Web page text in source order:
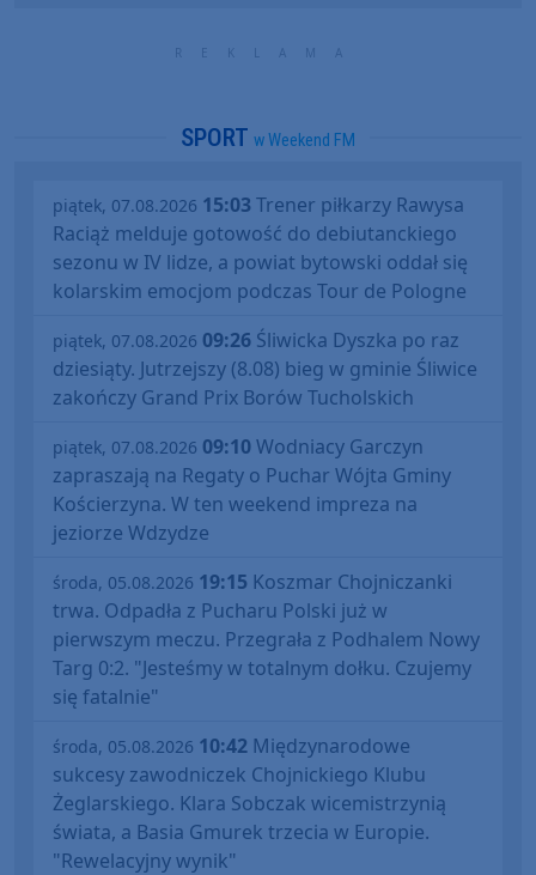
SPORT w Weekend FM
piątek, 07.08.2026 15:03Trener piłkarzy Rawysa
Raciąż melduje gotowość do debiutanckiego
sezonu w IV lidze, a powiat bytowski oddał się
kolarskim emocjom podczas Tour de Pologne
piątek, 07.08.2026 09:26 Śliwicka Dyszka po raz
dziesiąty. Jutrzejszy (8.08) bieg w gminie Śliwice
zakończy Grand Prix Borów Tucholskich
piątek, 07.08.2026 09:10Wodniacy Garczyn
zapraszają na Regaty o Puchar Wójta Gminy
Kościerzyna. W ten weekend impreza na
jeziorze Wdzydze
środa, 05.08.2026 19:15 Koszmar Chojniczanki
trwa. Odpadła z Pucharu Polski już w
pierwszym meczu. Przegrała z Podhalem Nowy
Targ 0:2. "Jesteśmy w totalnym dołku. Czujemy
się fatalnie"
środa, 05.08.2026 10:42 Międzynarodowe
sukcesy zawodniczek Chojnickiego Klubu
Żeglarskiego. Klara Sobczak wicemistrzynią
świata, a Basia Gmurek trzecia w Europie.
"Rewelacyjny wynik"